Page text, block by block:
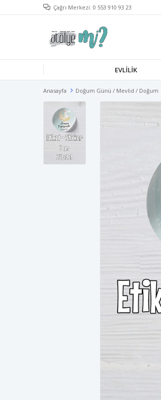
Çağrı Merkezi: 0 553 910 93 23
EVLILIK
Anasayfa Doğum Günü / Mevlid / Doğum